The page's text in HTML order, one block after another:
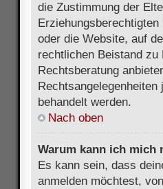
die Zustimmung der
oder die Website, auf
rechtlichen Beistand zu
Rechtsberatung
behandelt werden.
Nach oben
Warum kann ich mich
Es kann sein, dass
anmelden möchtest,